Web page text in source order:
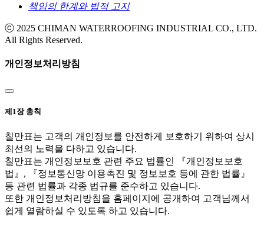
책임의 한계와 법적 고지
ⓒ 2025 CHIMAN WATERROOFING INDUSTRIAL CO., LTD.
All Rights Reserved.
개인정보처리방침
제1장 총칙
칠만표는 고객의 개인정보를 안전하게 보호하기 위하여 상시
최선의 노력을 다하고 있습니다.
칠만표는 개인정보보호 관련 주요 법률인 『개인정보보호
법』, 『정보통신망 이용촉진 및 정보보호 등에 관한 법률』
등 관련 법률과 각종 법규를 준수하고 있습니다.
또한 개인정보처리방침을 홈페이지에 공개하여 고객님께서
쉽게 열람하실 수 있도록 하고 있습니다.